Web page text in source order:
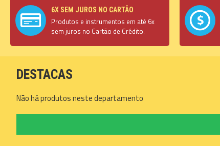
6X SEM JUROS NO CARTÃO
Produtos e instrumentos em até 6x
sem juros no Cartão de Crédito.
DESTACAS
Não há produtos neste departamento